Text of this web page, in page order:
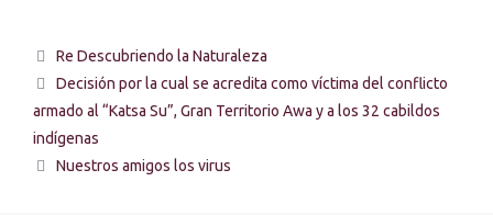
Re Descubriendo la Naturaleza
Decisión por la cual se acredita como víctima del conflicto
armado al “Katsa Su”, Gran Territorio Awa y a los 32 cabildos
indígenas
Nuestros amigos los virus